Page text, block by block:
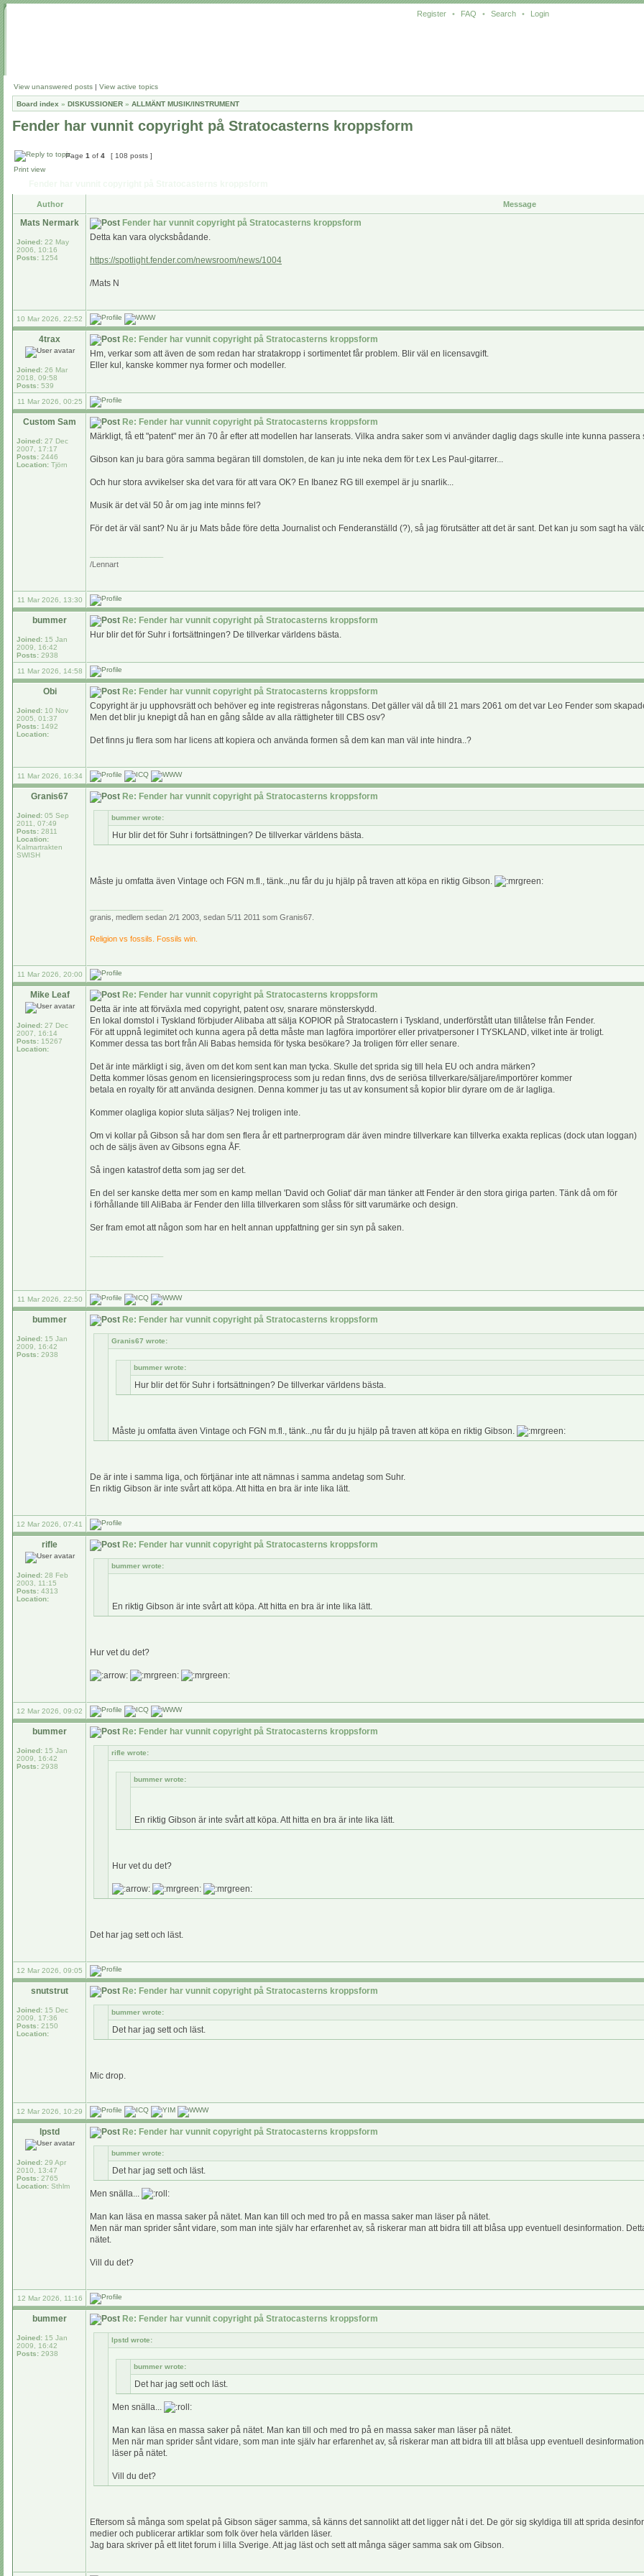
Register • FAQ • Search • Login
View unanswered posts | View active topics
Board index » DISKUSSIONER » ALLMÄNT MUSIK/INSTRUMENT
Fender har vunnit copyright på Stratocasterns kroppsform
Page 1 of 4 [ 108 posts ]
Print view
Author Message
Mats Nermark
Joined: 22 May
2006, 10:16
Posts: 1254
Fender har vunnit copyright på Stratocasterns kroppsform
Detta kan vara olycksbådande.
https://spotlight.fender.com/newsroom/news/1004
/Mats N
10 Mar 2026, 22:52
4trax
Joined: 26 Mar
2018, 09:58
Posts: 539
Re: Fender har vunnit copyright på Stratocasterns kroppsform
Hm, verkar som att även de som redan har stratakropp i sortimentet får problem. Blir väl en licensavgift.
Eller kul, kanske kommer nya former och modeller.
11 Mar 2026, 00:25
Custom Sam
Joined: 27 Dec
2007, 17:17
Posts: 2446
Location: Tjörn
Re: Fender har vunnit copyright på Stratocasterns kroppsform
Märkligt, få ett "patent" mer än 70 år efter att modellen har lanserats. Vilka andra saker som vi använder daglig dags skulle inte kunna
Gibson kan ju bara göra samma begäran till domstolen, de kan ju inte neka dem för t.ex Les Paul-gitarrer...
Och hur stora avvikelser ska det vara för att vara OK? En Ibanez RG till exempel är ju snarlik...
Musik är det väl 50 år om jag inte minns fel?
För det är väl sant? Nu är ju Mats både före detta Journalist och Fenderanställd (?), så jag förutsätter att det är sant. Det kan ju som sagt ha
/Lennart
11 Mar 2026, 13:30
bummer
Joined: 15 Jan
2009, 16:42
Posts: 2938
Re: Fender har vunnit copyright på Stratocasterns kroppsform
Hur blir det för Suhr i fortsättningen? De tillverkar världens bästa.
11 Mar 2026, 14:58
Obi
Joined: 10 Nov
2005, 01:37
Posts: 1492
Location:
Re: Fender har vunnit copyright på Stratocasterns kroppsform
Copyright är ju upphovsrätt och behöver eg inte registreras någonstans. Det gäller väl då till 21 mars 2061 om det var Leo Fender som
Men det blir ju knepigt då han en gång sålde av alla rättigheter till CBS osv?
Det finns ju flera som har licens att kopiera och använda formen så dem kan man väl inte hindra..?
11 Mar 2026, 16:34
Granis67
Joined: 05 Sep
2011, 07:49
Posts: 2811
Location:
Kalmartrakten
SWISH
Re: Fender har vunnit copyright på Stratocasterns kroppsform
bummer wrote:
Hur blir det för Suhr i fortsättningen? De tillverkar världens bästa.
Måste ju omfatta även Vintage och FGN m.fl., tänk..,nu får du ju hjälp på traven att köpa en riktig Gibson.
granis, medlem sedan 2/1 2003, sedan 5/11 2011 som Granis67.
Religion vs fossils. Fossils win.
11 Mar 2026, 20:00
Mike Leaf
Joined: 27 Dec
2007, 16:14
Posts: 15267
Location:
Re: Fender har vunnit copyright på Stratocasterns kroppsform
Detta är inte att förväxla med copyright, patent osv, snarare mönsterskydd.
En lokal domstol i Tyskland förbjuder Alibaba att sälja KOPIOR på Stratocastern i Tyskland, underförstått utan tillåtelse från Fender.
För att uppnå legimitet och kunna agera på detta måste man lagföra importörer eller privatpersoner I TYSKLAND, vilket inte är troligt.
Kommer dessa tas bort från Ali Babas hemsida för tyska besökare? Ja troligen förr eller senare.
Det är inte märkligt i sig, även om det kom sent kan man tycka. Skulle det sprida sig till hela EU och andra märken?
Detta kommer lösas genom en licensieringsprocess som ju redan finns, dvs de seriösa tillverkare/säljare/importörer kommer
betala en royalty för att använda designen. Denna kommer ju tas ut av konsument så kopior blir dyrare om de är lagliga.
Kommer olagliga kopior sluta säljas? Nej troligen inte.
Om vi kollar på Gibson så har dom sen flera år ett partnerprogram där även mindre tillverkare kan tillverka exakta replicas (dock utan loggan)
och de säljs även av Gibsons egna ÅF.
Så ingen katastrof detta som jag ser det.
En del ser kanske detta mer som en kamp mellan 'David och Goliat' där man tänker att Fender är den stora giriga parten. Tänk då om för
i förhållande till AliBaba är Fender den lilla tillverkaren som slåss för sitt varumärke och design.
Ser fram emot att någon som har en helt annan uppfattning ger sin syn på saken.
11 Mar 2026, 22:50
bummer
Joined: 15 Jan
2009, 16:42
Posts: 2938
Re: Fender har vunnit copyright på Stratocasterns kroppsform
Granis67 wrote:
bummer wrote:
Hur blir det för Suhr i fortsättningen? De tillverkar världens bästa.
Måste ju omfatta även Vintage och FGN m.fl., tänk..,nu får du ju hjälp på traven att köpa en riktig Gibson.
De är inte i samma liga, och förtjänar inte att nämnas i samma andetag som Suhr.
En riktig Gibson är inte svårt att köpa. Att hitta en bra är inte lika lätt.
12 Mar 2026, 07:41
rifle
Joined: 28 Feb
2003, 11:15
Posts: 4313
Location:
Re: Fender har vunnit copyright på Stratocasterns kroppsform
bummer wrote:
En riktig Gibson är inte svårt att köpa. Att hitta en bra är inte lika lätt.
Hur vet du det?
12 Mar 2026, 09:02
bummer
Joined: 15 Jan
2009, 16:42
Posts: 2938
Re: Fender har vunnit copyright på Stratocasterns kroppsform
rifle wrote:
bummer wrote:
En riktig Gibson är inte svårt att köpa. Att hitta en bra är inte lika lätt.
Hur vet du det?
Det har jag sett och läst.
12 Mar 2026, 09:05
snutstrut
Joined: 15 Dec
2009, 17:36
Posts: 2150
Location:
Re: Fender har vunnit copyright på Stratocasterns kroppsform
bummer wrote:
Det har jag sett och läst.
Mic drop.
12 Mar 2026, 10:29
lpstd
Joined: 29 Apr
2010, 13:47
Posts: 2765
Location: Sthlm
Re: Fender har vunnit copyright på Stratocasterns kroppsform
bummer wrote:
Det har jag sett och läst.
Men snälla...
Man kan läsa en massa saker på nätet. Man kan till och med tro på en massa saker man läser på nätet.
Men när man sprider sånt vidare, som man inte själv har erfarenhet av, så riskerar man att bidra till att blåsa upp eventuell desinformation.
nätet.
Vill du det?
12 Mar 2026, 11:16
bummer
Joined: 15 Jan
2009, 16:42
Posts: 2938
Re: Fender har vunnit copyright på Stratocasterns kroppsform
lpstd wrote:
bummer wrote:
Det har jag sett och läst.
Men snälla...
Man kan läsa en massa saker på nätet. Man kan till och med tro på en massa saker man läser på nätet.
Men när man sprider sånt vidare, som man inte själv har erfarenhet av, så riskerar man att bidra till att blåsa upp eventuell
läser på nätet.
Vill du det?
Eftersom så många som spelat på Gibson säger samma, så känns det sannolikt att det ligger nåt i det. De gör sig skyldiga till att sprida
medier och publicerar artiklar som folk över hela världen läser.
Jag bara skriver på ett litet forum i lilla Sverige. Att jag läst och sett att många säger samma sak om Gibson.